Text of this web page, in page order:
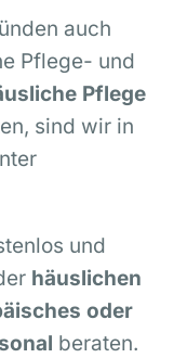
auch
Pflege- und
Pflege
sind wir in
und
häuslichen
oder
beraten.